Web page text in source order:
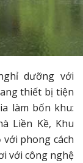
dưỡng với
thiết bị tiện
làm bốn khu:
Liền Kề, Khu
phong cách
với công nghệ